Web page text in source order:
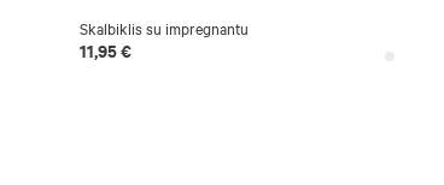
Skalbiklis su impregnantu
11,95 €